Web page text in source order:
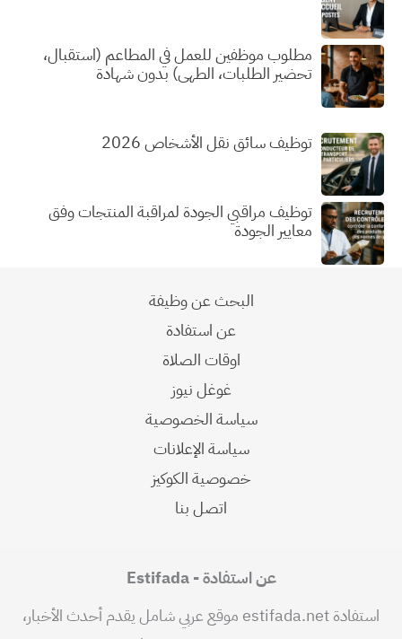
مطلوب موظفين للعمل في المطاعم (استقبال،
تحضير الطلبات، الطهي) بدون شهادة
توظيف سائق نقل الأشخاص 2026
توظيف مراقبي الجودة لمراقبة المنتجات وفق
معايير الجودة
البحث عن وظيفة
عن استفادة
اوقات الصلاة
غوغل نيوز
سياسة الخصوصية
سياسة الإعلانات
خصوصية الكوكيز
اتصل بنا
عن استفادة - Estifada
استفادة estifada.net موقع عربي شامل يقدم أحدث الأخبار،